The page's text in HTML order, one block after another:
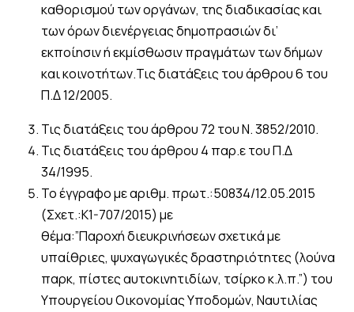
καθορισμού των οργάνων, της διαδικασίας και
των όρων διενέργειας δημοπρασιών δι’
εκποίησιν ή εκμίσθωσιν πραγμάτων των δήμων
και κοινοτήτων.Τις διατάξεις του άρθρου 6 του
Π.Δ 12/2005.
Τις διατάξεις του άρθρου 72 του Ν. 3852/2010.
Τις διατάξεις του άρθρου 4 παρ.ε του Π.Δ
34/1995.
Το έγγραφο με αριθμ. πρωτ.:50834/12.05.2015
(Σχετ.:K1-707/2015) με
θέμα:”Παροχή διευκρινήσεων σχετικά με
υπαίθριες, ψυχαγωγικές δραστηριότητες (λούνα
παρκ, πίστες αυτοκινητιδίων, τσίρκο κ.λ.π.”) του
Υπουργείου Οικονομίας Υποδομών, Ναυτιλίας